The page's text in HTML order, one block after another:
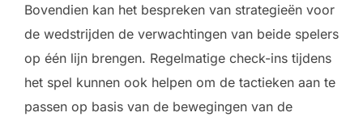
Bovendien kan het bespreken van strategieën voor
de wedstrijden de verwachtingen van beide spelers
op één lijn brengen. Regelmatige check-ins tijdens
het spel kunnen ook helpen om de tactieken aan te
passen op basis van de bewegingen van de